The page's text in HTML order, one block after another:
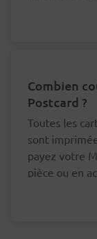
Combien
Postcard ?
Toutes les
sont
payez votre
pièce ou en